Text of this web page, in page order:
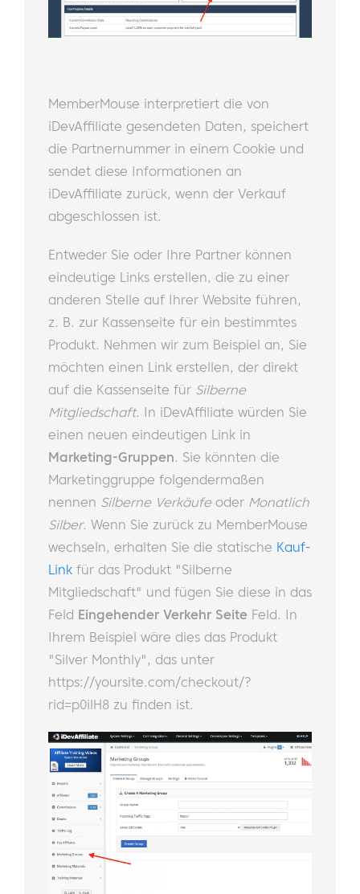
MemberMouse interpretiert die von
iDevAffiliate gesendeten Daten, speichert
die Partnernummer in einem Cookie und
sendet diese Informationen an
iDevAffiliate zurück, wenn der Verkauf
abgeschlossen ist.
Entweder Sie oder Ihre Partner können
eindeutige Links erstellen, die zu einer
anderen Stelle auf Ihrer Website führen,
z. B. zur Kassenseite für ein bestimmtes
Produkt. Nehmen wir zum Beispiel an, Sie
möchten einen Link erstellen, der direkt
auf die Kassenseite für Silberne
Mitgliedschaft. In iDevAffiliate würden Sie
einen neuen eindeutigen Link in
Marketing-Gruppen. Sie könnten die
Marketinggruppe folgendermaßen
nennen Silberne Verkäufeoder Monatlich
Silber. Wenn Sie zurück zu MemberMouse
wechseln, erhalten Sie die statische Kauf-
Link für das Produkt "Silberne
Mitgliedschaft" und fügen Sie diese in das
Feld Eingehender Verkehr Seite Feld. In
Ihrem Beispiel wäre dies das Produkt
"Silver Monthly", das unter
https://yoursite.com/checkout/?
rid=p0ilH8 zu finden ist.